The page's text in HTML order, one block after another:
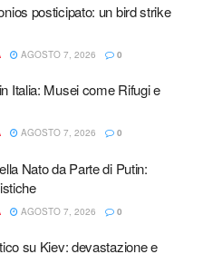
posticipato: un bird strike
AGOSTO 7, 2026 0
Italia: Musei come Rifugi e
AGOSTO 7, 2026 0
Nato da Parte di Putin:
AGOSTO 7, 2026 0
su Kiev: devastazione e